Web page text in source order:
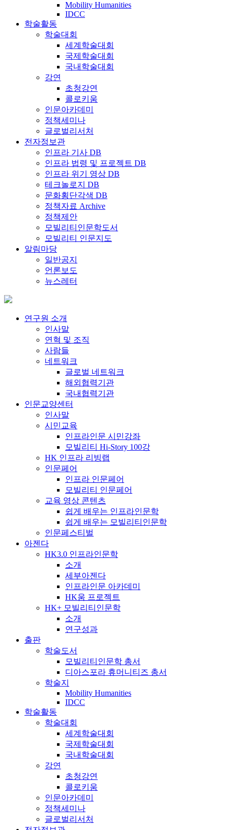
Mobility Humanities
IDCC
학술활동
학술대회
세계학술대회
국제학술대회
국내학술대회
강연
초청강연
콜로키움
인문아카데미
정책세미나
글로벌리서처
전자정보관
인프라 기사 DB
인프라 법령 및 프로젝트 DB
인프라 위기 영상 DB
테크놀로지 DB
문화횡단각색 DB
정책자료 Archive
정책제안
모빌리티인문학도서
모빌리티 인문지도
알림마당
일반공지
언론보도
뉴스레터
연구원 소개
인사말
연혁 및 조직
사람들
네트워크
글로벌 네트워크
해외협력기관
국내협력기관
인문교양센터
인사말
시민교육
인프라인문 시민강좌
모빌리티 Hi-Story 100강
HK 인프라 리빙랩
인문페어
인프라 인문페어
모빌리티 인문페어
교육 영상 콘텐츠
쉽게 배우는 인프라인문학
쉽게 배우는 모빌리티인문학
인문페스티벌
아젠다
HK3.0 인프라인문학
소개
세부아젠다
인프라인문 아카데미
HK움 프로젝트
HK+ 모빌리티인문학
소개
연구성과
출판
학술도서
모빌리티인문학 총서
디아스포라 휴머니티즈 총서
학술지
Mobility Humanities
IDCC
학술활동
학술대회
세계학술대회
국제학술대회
국내학술대회
강연
초청강연
콜로키움
인문아카데미
정책세미나
글로벌리서처